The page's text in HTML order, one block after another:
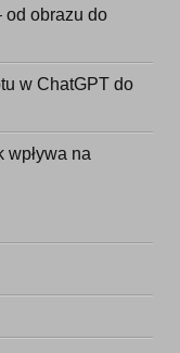
od obrazu do
w ChatGPT do
wpływa na